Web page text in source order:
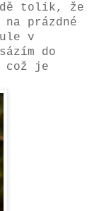
tolik, že
prázdné
v
do
což je